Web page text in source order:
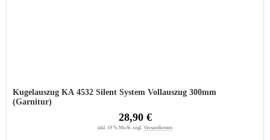
Kugelauszug KA 4532 Silent System Vollauszug 300mm
(Garnitur)
28,90 €
inkl. 19 % MwSt. zzgl. Versandkosten